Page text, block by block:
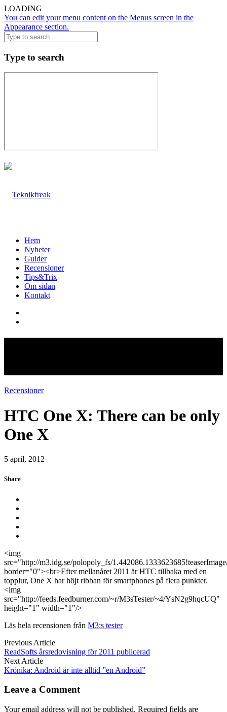
LOADING
You can edit your menu content on the Menus screen in the
Appearance section.
Type to search
Hem
Nyheter
Guider
Recensioner
Tips&Trix
Om sidan
Kontakt
Recensioner
HTC One X: There can be only
One X
5 april, 2012
Share
<img
src="http://m3.idg.se/polopoly_fs/
border="0"><br>Efter mellanåret 2011 är HTC tillbaka med en
topplur, One X har höjt ribban för smartphones på flera punkter.
<img
src="http://feeds.feedburner.com/~r/M3sTester/~4/YsN2g9hqcUQ"
height="1" width="1"/>
Läs hela recensionen från M3:s tester
Previous Article
ReadSofts årsredovisning för 2011 publicerad
Next Article
Krönika: Android är inte alltid ”en Android”
Leave a Comment
Your email address will not be published. Required fields are